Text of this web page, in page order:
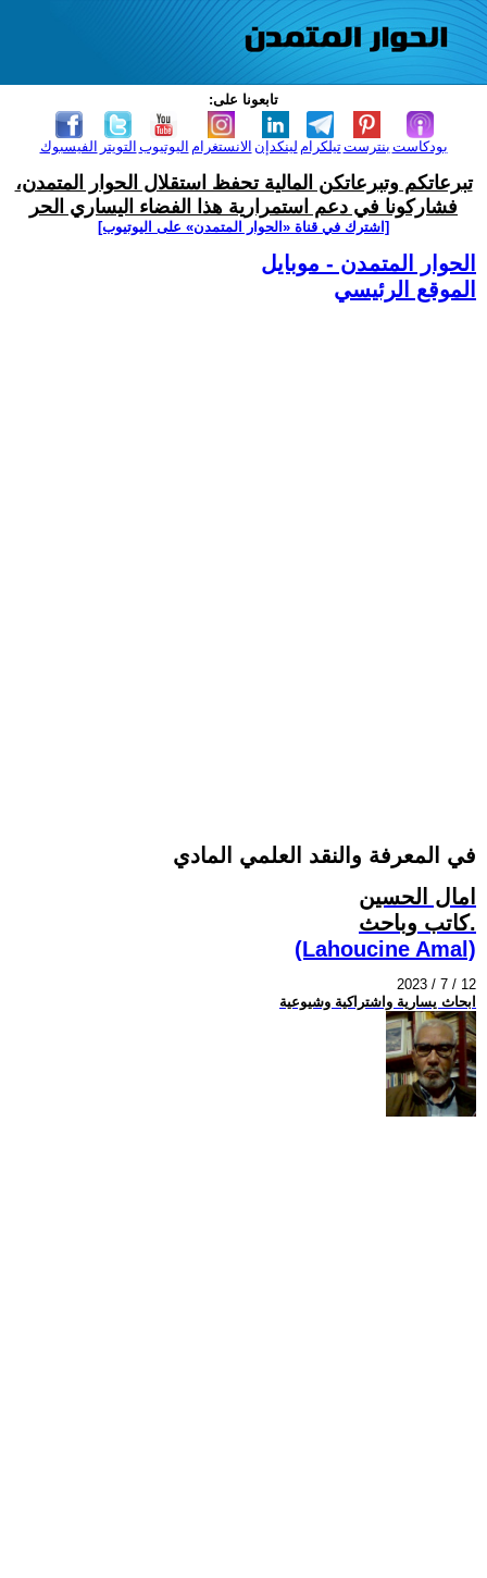
تابعونا على:
الفيسبوك التويتر اليوتيوب الانستغرام لينكدإن تيلكرامبنترست بودكاست
تبرعاتكم وتبرعاتكن المالية تحفظ استقلال الحوار المتمدن،
فشاركونا في دعم استمرارية هذا الفضاء اليساري الحر
[اشترك في قناة ‫«الحوار المتمدن» على اليوتيوب]
الحوار المتمدن - موبايل
الموقع الرئيسي
في المعرفة والنقد العلمي المادي
امال الحسين
كاتب وباحث.
(Lahoucine Amal)
2023 / 7 / 12
ابحاث يسارية واشتراكية وشيوعية